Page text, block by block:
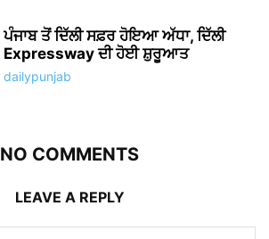
ਪੰਜਾਬ ਤੋਂ ਦਿੱਲੀ ਸਫ਼ਰ ਹੋਇਆ ਅੱਧਾ, ਦਿੱਲੀ
Expressway ਦੀ ਹੋਈ ਸ਼ੁਰੂਆਤ
dailypunjab
NO COMMENTS
LEAVE A REPLY